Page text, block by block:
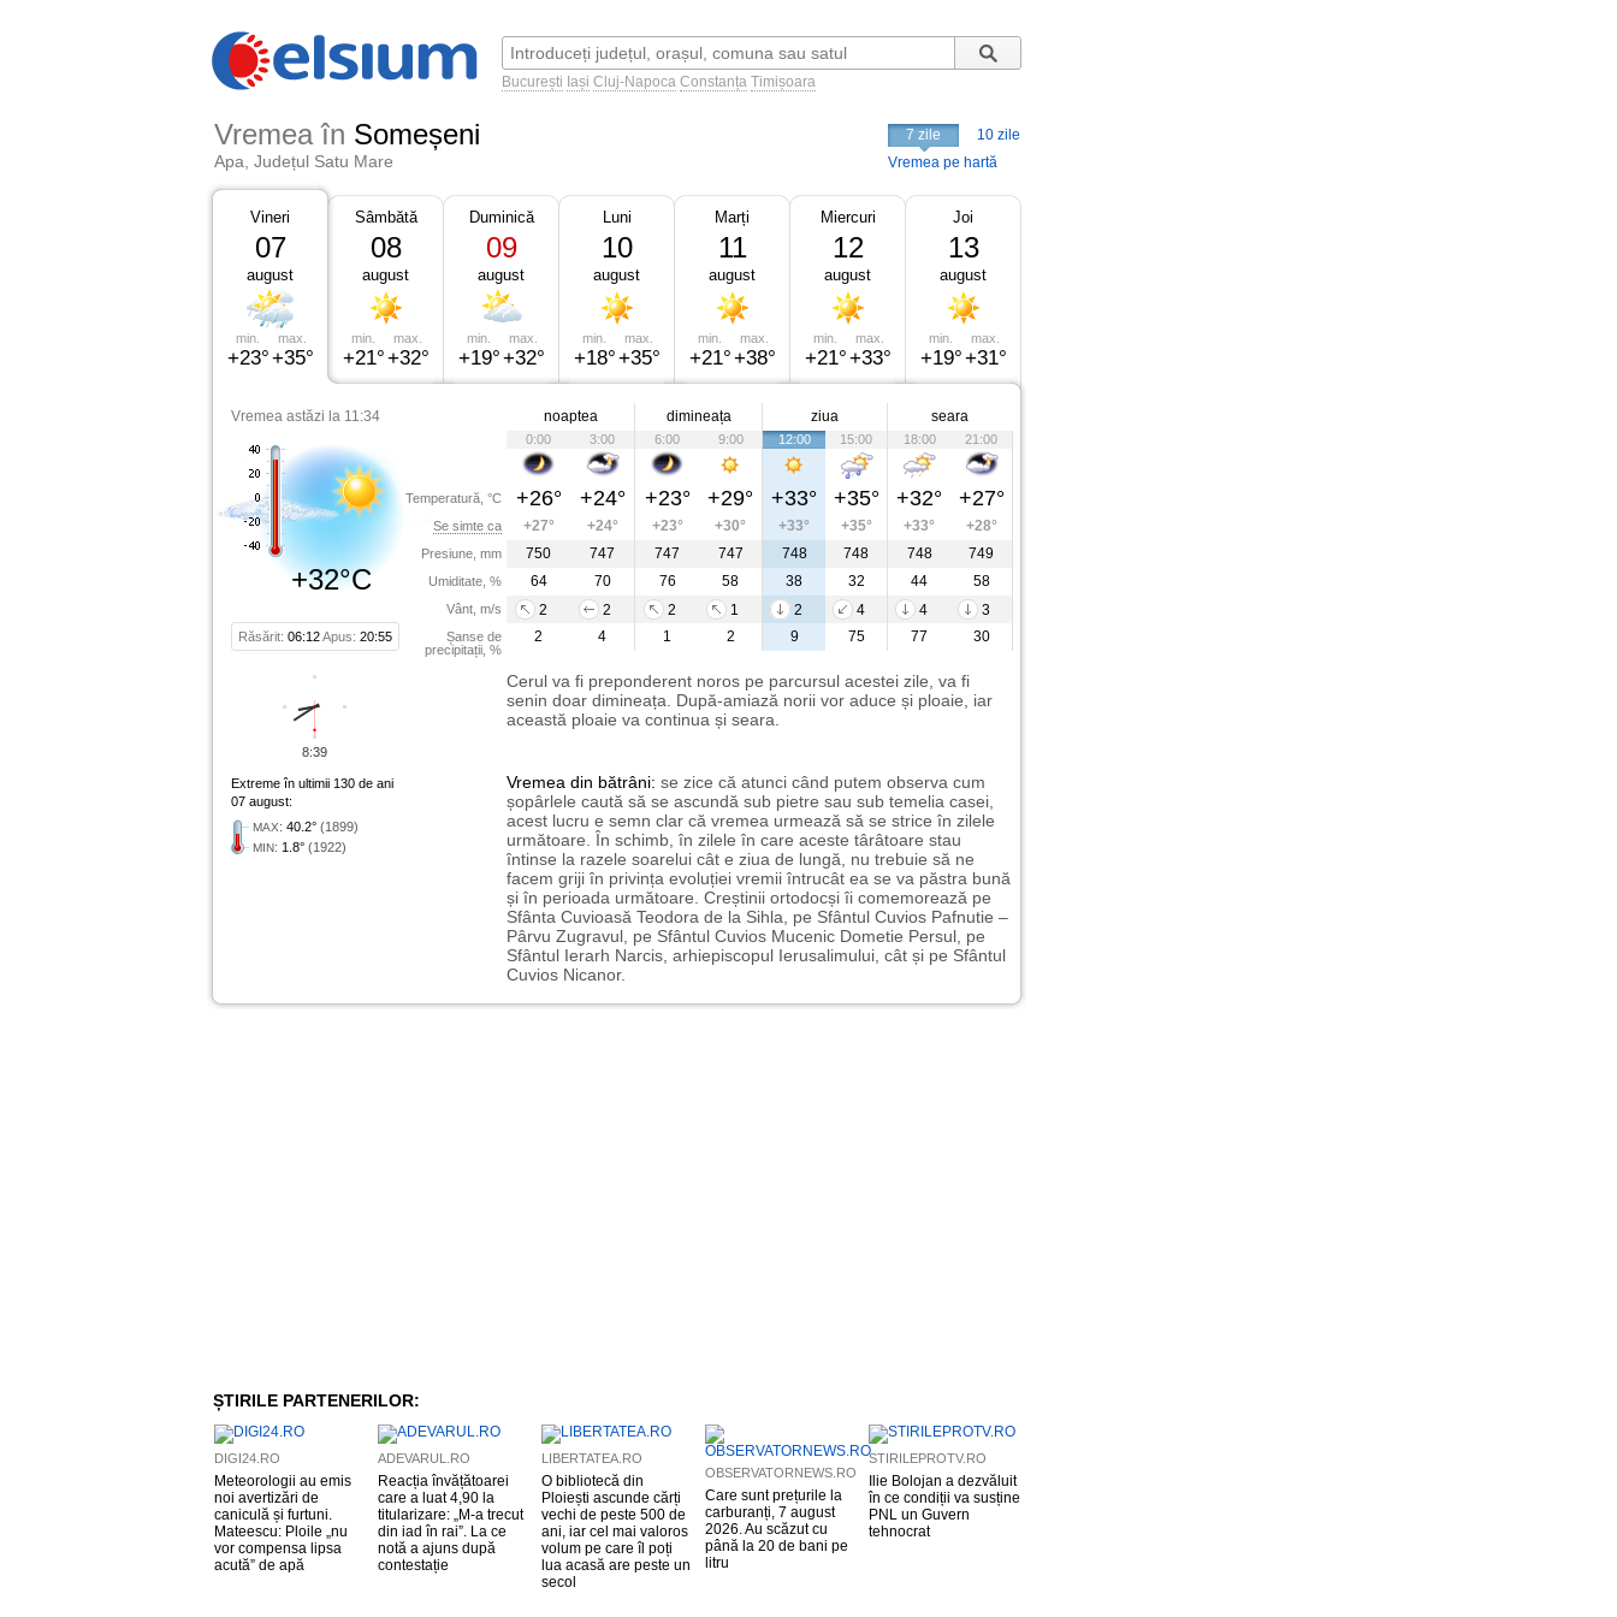
București Iași Cluj-Napoca Constanța Timișoara
Vremea în Someșeni
Apa, Județul Satu Mare
7 zile
10 zile
Vremea pe hartă
Vineri
07
august
min.
+23°
max.
+35°
Sâmbătă
08
august
min.
+21°
max.
+32°
Duminică
09
august
min.
+19°
max.
+32°
Luni
10
august
min.
+18°
max.
+35°
Marți
11
august
min.
+21°
max.
+38°
Miercuri
12
august
min.
+21°
max.
+33°
Joi
13
august
min.
+19°
max.
+31°
Vremea astăzi la 11:34
+32°C
Răsărit: 06:12Apus: 20:55
Temperatură, °C
Se simte ca
Presiune, mm
Umiditate, %
Vânt, m/s
Șanse de
precipitații, %
noaptea dimineața ziua seara
0:00 3:00 6:00 9:00 12:00 15:00 18:00 21:00
+26° +24° +23° +29° +33° +35° +32° +27°
+27° +24° +23° +30° +33° +35° +33°
+28°
750
747 747 747 748 748 748
749
64
70 76 58 38 32 44
58
2
2 2 1 2 4 4
3
2
4 1 2 9 75 77 30
Cerul va fi preponderent noros pe parcursul acestei zile, va fi
senin doar dimineața. După-amiază norii vor aduce și ploaie, iar
această ploaie va continua și seara.
Extreme în ultimii 130 de ani
07 august:
MAX: 40.2° (1899)
MIN: 1.8° (1922)
Vremea din bătrâni: se zice că atunci când putem observa cum
șopârlele caută să se ascundă sub pietre sau sub temelia casei,
acest lucru e semn clar că vremea urmează să se strice în zilele
următoare. În schimb, în zilele în care aceste târâtoare stau
întinse la razele soarelui cât e ziua de lungă, nu trebuie să ne
facem griji în privința evoluției vremii întrucât ea se va păstra bună
și în perioada următoare. Creștinii ortodocși îi comemorează pe
Sfânta Cuvioasă Teodora de la Sihla, pe Sfântul Cuvios Pafnutie –
Pârvu Zugravul, pe Sfântul Cuvios Mucenic Dometie Persul, pe
Sfântul Ierarh Narcis, arhiepiscopul Ierusalimului, cât și pe Sfântul
Cuvios Nicanor.
8:39
ȘTIRILE PARTENERILOR:
DIGI24.RO
Meteorologii au emis
noi avertizări de
caniculă și furtuni.
Mateescu: Ploile „nu
vor compensa lipsa
acută” de apă
ADEVARUL.RO
Reacția învățătoarei
care a luat 4,90 la
titularizare: „M-a trecut
din iad în rai”. La ce
notă a ajuns după
contestație
LIBERTATEA.RO
O bibliotecă din
Ploiești ascunde cărți
vechi de peste 500 de
ani, iar cel mai valoros
volum pe care îl poți
lua acasă are peste un
secol
OBSERVATORNEWS.RO
Care sunt prețurile la
carburanți, 7 august
2026. Au scăzut cu
până la 20 de bani pe
litru
STIRILEPROTV.RO
Ilie Bolojan a dezvăluit
în ce condiții va susține
PNL un Guvern
tehnocrat